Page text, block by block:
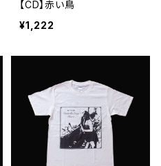
【CD】赤い鳥
¥1,222